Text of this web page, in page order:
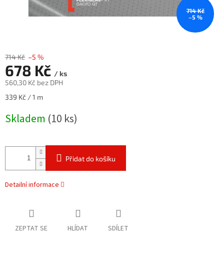
714 Kč
–5 %
714 Kč –5 %
678 Kč / ks
560,30 Kč bez DPH
Měrná
339 Kč / 1 m
Skladem (10 ks)
Přidat do košíku
Detailní informace
ZEPTAT SE HLÍDAT SDÍLET